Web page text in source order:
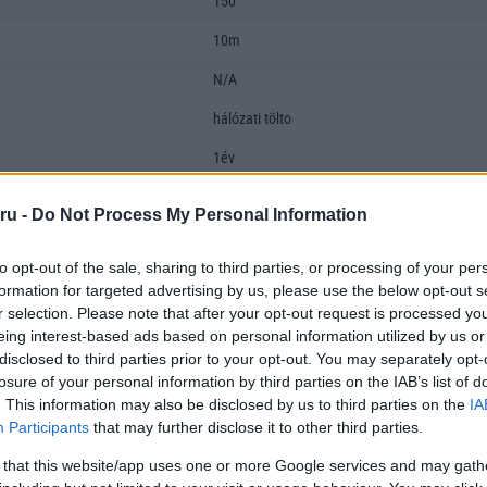
- Do Not Process My Personal Information
opt-out of the sale, sharing to third parties, or processing of your
for targeted advertising by us, please use the below opt-out
selection. Please note that after your opt-out request is processed
interest-based ads based on personal information utilized by us
to third parties prior to your opt-out. You may separately
of your personal information by third parties on the IAB’s list of
This information may also be disclosed by us to third parties on the
Participants that may further disclose it to other third parties.
that this website/app uses one or more Google services and may
10m
N/A
hálózati tölto
1év
nem
N/A